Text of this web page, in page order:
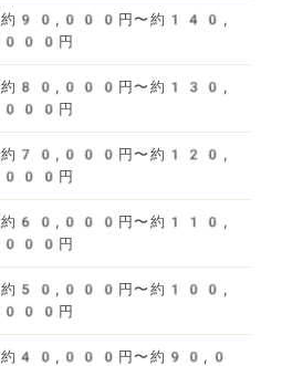
約90,000円〜約140,
000円
約80,000円〜約130,
000円
約70,000円〜約120,
000円
約60,000円〜約110,
000円
約50,000円〜約100,
000円
約40,000円〜約90,0